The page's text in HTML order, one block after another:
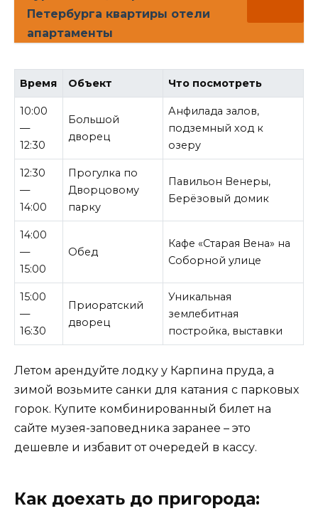
Петербурга квартиры отели
апартаменты
Время Объект Что посмотреть
10:00
—
12:30
Большой
дворец
Анфилада залов,
подземный ход к
озеру
12:30
—
14:00
Прогулка по
Дворцовому
парку
Павильон Венеры,
Берёзовый домик
14:00
—
15:00
Обед
Кафе «Старая Вена» на
Соборной улице
15:00
—
16:30
Приоратский
дворец
Уникальная
землебитная
постройка, выставки
Летом арендуйте лодку у Карпина пруда, а
зимой возьмите санки для катания с парковых
горок. Купите комбинированный билет на
сайте музея-заповедника заранее – это
дешевле и избавит от очередей в кассу.
Как доехать до пригорода: